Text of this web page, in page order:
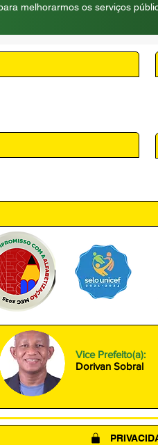
melhorarmos os serviços
Vice Prefeito(a):
Dorivan Sobral